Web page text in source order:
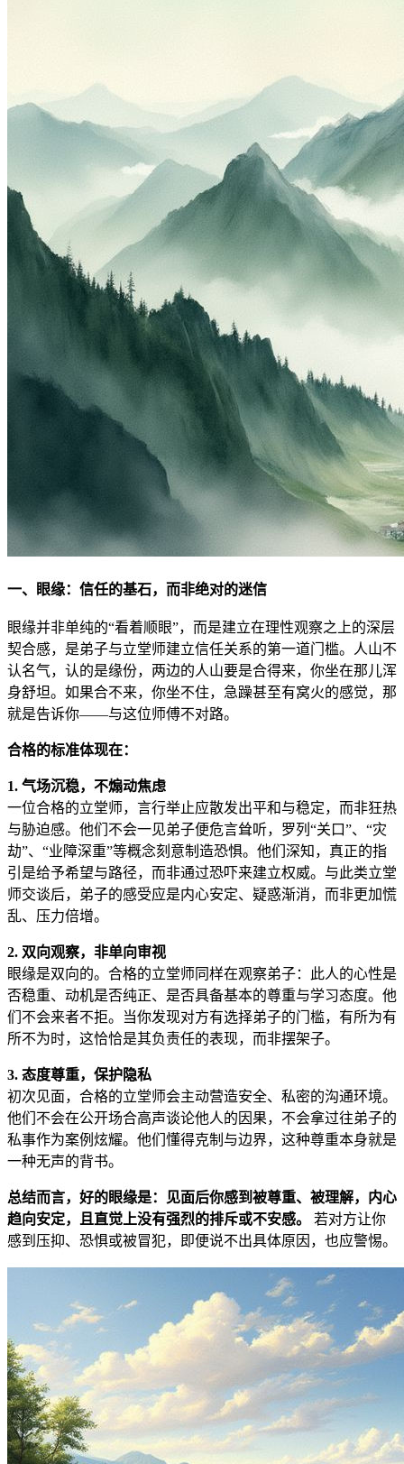
一、眼缘：信任的基石，而非绝对的迷信
眼缘并非单纯的“看着顺眼”，而是建立在理性观察之上的深层
契合感，是弟子与立堂师建立信任关系的第一道门槛。人山不
认名气，认的是缘份，两边的人山要是合得来，你坐在那儿浑
身舒坦。如果合不来，你坐不住，急躁甚至有窝火的感觉，那
就是告诉你——与这位师傅不对路。
合格的标准体现在：
1. 气场沉稳，不煽动焦虑
一位合格的立堂师，言行举止应散发出平和与稳定，而非狂热
与胁迫感。他们不会一见弟子便危言耸听，罗列“关口”、“灾
劫”、“业障深重”等概念刻意制造恐惧。他们深知，真正的指
引是给予希望与路径，而非通过恐吓来建立权威。与此类立堂
师交谈后，弟子的感受应是内心安定、疑惑渐消，而非更加慌
乱、压力倍增。
2. 双向观察，非单向审视
眼缘是双向的。合格的立堂师同样在观察弟子：此人的心性是
否稳重、动机是否纯正、是否具备基本的尊重与学习态度。他
们不会来者不拒。当你发现对方有选择弟子的门槛，有所为有
所不为时，这恰恰是其负责任的表现，而非摆架子。
3. 态度尊重，保护隐私
初次见面，合格的立堂师会主动营造安全、私密的沟通环境。
他们不会在公开场合高声谈论他人的因果，不会拿过往弟子的
私事作为案例炫耀。他们懂得克制与边界，这种尊重本身就是
一种无声的背书。
总结而言，好的眼缘是：见面后你感到被尊重、被理解，内心
趋向安定，且直觉上没有强烈的排斥或不安感。
若对方让你
感到压抑、恐惧或被冒犯，即便说不出具体原因，也应警惕。